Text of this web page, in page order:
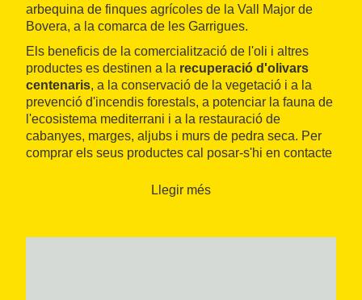
arbequina de finques agrícoles de la Vall Major de
Bovera, a la comarca de les Garrigues.
Els beneficis de la comercialització de l'oli i altres
productes es destinen a la recuperació d'olivars
centenaris, a la conservació de la vegetació i a la
prevenció d'incendis forestals, a potenciar la fauna de
l'ecosistema mediterrani i a la restauració de
cabanyes, marges, aljubs i murs de pedra seca. Per
comprar els seus productes cal posar-s'hi en contacte
Llegir més